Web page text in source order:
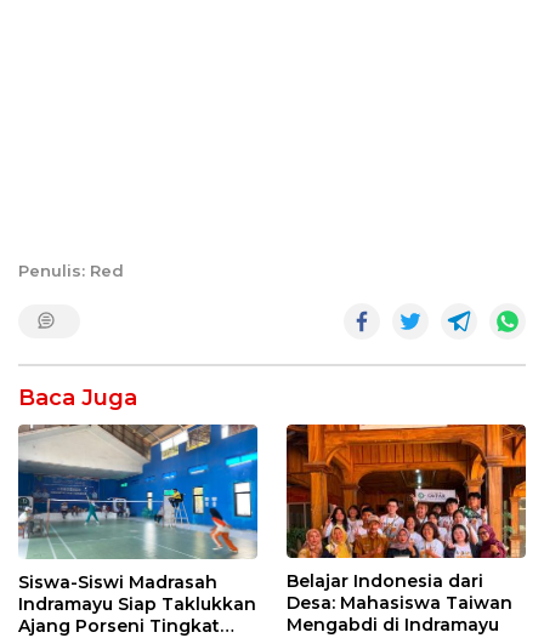
Penulis: Red
Baca Juga
Siswa-Siswi Madrasah
Indramayu Siap Taklukkan
Ajang Porseni Tingkat
Belajar Indonesia dari
Desa: Mahasiswa Taiwan
Mengabdi di Indramayu